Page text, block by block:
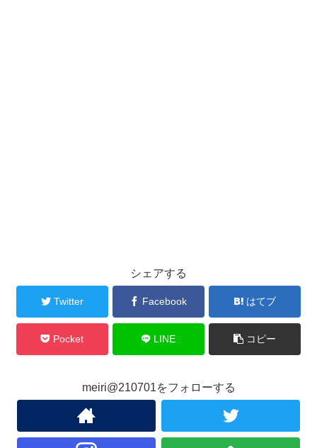
シェアする
Twitter Facebook はてブ
Pocket LINE コピー
meiri@210701をフォローする